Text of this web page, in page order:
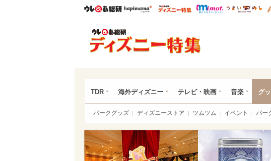
ウレぴあ総研ハピママ* ウレぴあ総研 ディズ
mimot.
TDR 海外ディズニー テレビ・映画 音楽 グ
パークグッズ ディズニーストア ツムツム イベント パー